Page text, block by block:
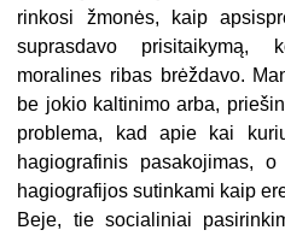
rinkosi žmonės, kaip
suprasdavo prisitaikymą,
moralines ribas brėždavo.
be jokio kaltinimo arba,
problema, kad apie kai
hagiografinis pasakojimas,
hagiografijos sutinkami kaip
Beje, tie socialiniai